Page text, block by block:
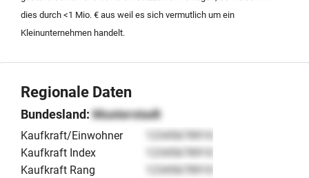
dies durch <1 Mio. € aus weil es sich vermutlich um ein
Kleinunternehmen handelt.
Regionale Daten
Bundesland: Musterstadt
Kaufkraft/Einwohner
12345678910
Kaufkraft Index
12345678910
Kaufkraft Rang
12345678910